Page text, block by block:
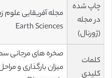
چاپ شده
در مجله
(ژورنال)
Earth Sciences
کلمات
کلیدی
صخره های مرجانی
میزان بارگذاری و